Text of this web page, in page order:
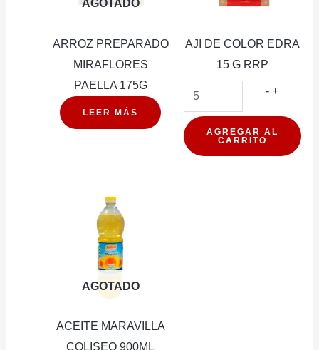
AGOTADO
ARROZ PREPARADO
MIRAFLORES
PAELLA 175G
LEER MÁS
AJI DE COLOR EDRA
15 G RRP
- AJI
COLOR
EDRA
+
AGREGAR AL
CARRITO
AGOTADO
ACEITE MARAVILLA
COLISEO 900ML